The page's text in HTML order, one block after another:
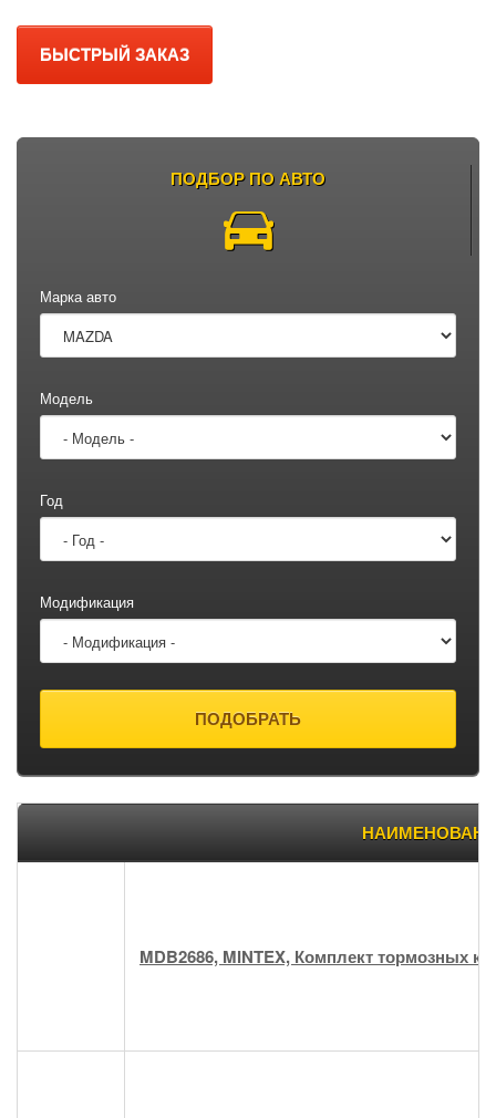
БЫСТРЫЙ ЗАКАЗ
ПОДБОР ПО АВТО
Марка авто
Модель
Год
Модификация
Товары
MDB2686, MINTEX, Комплект тормозных